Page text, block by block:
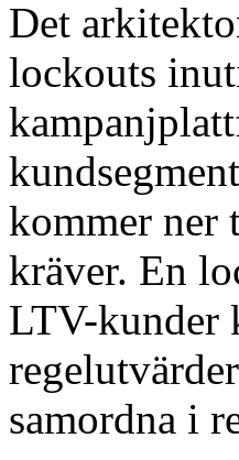
Det
lockouts
kommer ner
kräver. En
LTV-kunder
samordna i